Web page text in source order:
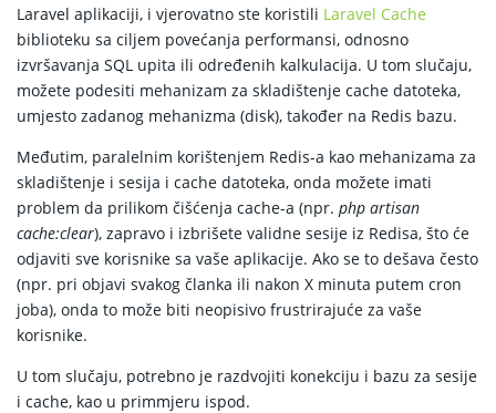
Laravel aplikaciji, i vjerovatno ste koristili Laravel Cache
biblioteku sa ciljem povećanja performansi, odnosno
izvršavanja SQL upita ili određenih kalkulacija. U tom slučaju,
možete podesiti mehanizam za skladištenje cache datoteka,
umjesto zadanog mehanizma (disk), također na Redis bazu.
Međutim, paralelnim korištenjem Redis-a kao mehanizama za
skladištenje i sesija i cache datoteka, onda možete imati
problem da prilikom čišćenja cache-a (npr. php artisan
cache:clear), zapravo i izbrišete validne sesije iz Redisa, što će
odjaviti sve korisnike sa vaše aplikacije. Ako se to dešava često
(npr. pri objavi svakog članka ili nakon X minuta putem cron
joba), onda to može biti neopisivo frustrirajuće za vaše
korisnike.
U tom slučaju, potrebno je razdvojiti konekciju i bazu za sesije
i cache, kao u primmjeru ispod.